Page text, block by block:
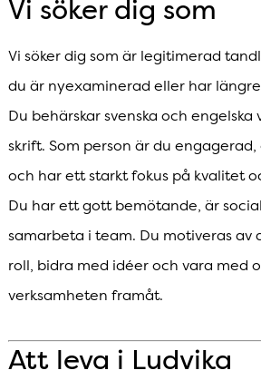
Vi söker dig som
Vi söker dig som är legitimerad
du är nyexaminerad eller har
Du behärskar svenska och
skrift. Som person är du
och har ett starkt fokus på kvalitet
Du har ett gott bemötande, är
samarbeta i team. Du motiveras av
roll, bidra med idéer och vara med
verksamheten framåt.
Att leva i Ludvika